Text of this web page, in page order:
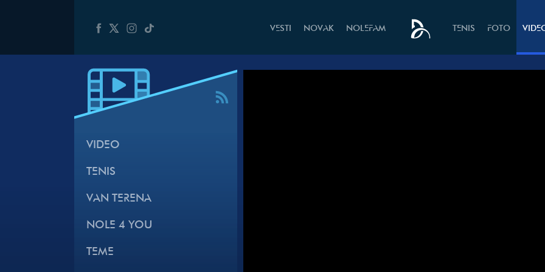
VESTI NOVAK NOLEFAM TENIS FOTO
VIDEO
TENIS
VAN TERENA
NOLE 4 YOU
TEME